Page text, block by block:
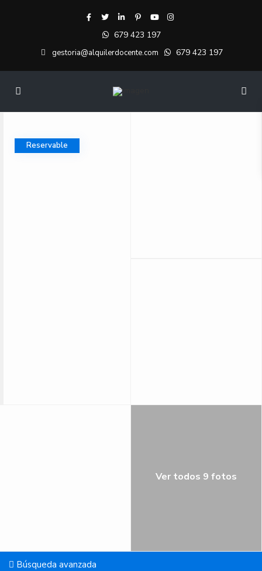
679 423 197
gestoria@alquilerdocente.com 679 423 197
Reservable
Ver todos 9 fotos
Búsqueda avanzada